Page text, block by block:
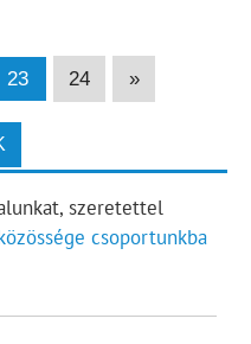
23 24 »
szeretettel
csoportunkba